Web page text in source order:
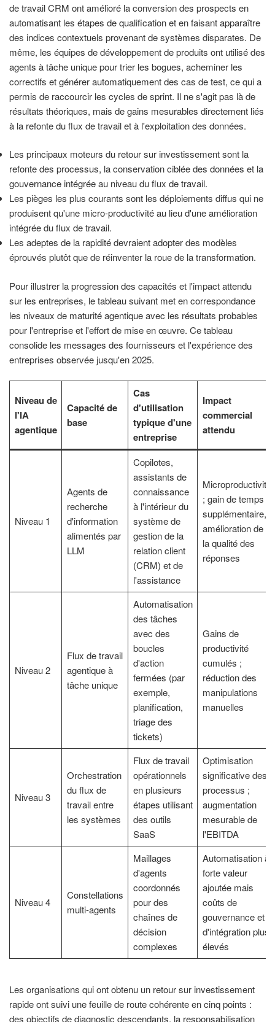
de travail CRM ont amélioré la conversion des prospects en
automatisant les étapes de qualification et en faisant apparaître
des indices contextuels provenant de systèmes disparates. De
même, les équipes de développement de produits ont utilisé des
agents à tâche unique pour trier les bogues, acheminer les
correctifs et générer automatiquement des cas de test, ce qui a
permis de raccourcir les cycles de sprint. Il ne s'agit pas là de
résultats théoriques, mais de gains mesurables directement liés
à la refonte du flux de travail et à l'exploitation des données.
Les principaux moteurs du retour sur investissement sont la
refonte des processus, la conservation ciblée des données et la
gouvernance intégrée au niveau du flux de travail.
Les pièges les plus courants sont les déploiements diffus qui ne
produisent qu'une micro-productivité au lieu d'une amélioration
intégrée du flux de travail.
Les adeptes de la rapidité devraient adopter des modèles
éprouvés plutôt que de réinventer la roue de la transformation.
Pour illustrer la progression des capacités et l'impact attendu
sur les entreprises, le tableau suivant met en correspondance
les niveaux de maturité agentique avec les résultats probables
pour l'entreprise et l'effort de mise en œuvre. Ce tableau
consolide les messages des fournisseurs et l'expérience des
entreprises observée jusqu'en 2025.
Niveau de
l'IA
agentique
Capacité de
base
Cas
d'utilisation
typique d'une
entreprise
Impact
commercial
attendu
Niveau 1
Agents de
recherche
d'information
alimentés par
LLM
Copilotes,
assistants de
connaissance
à l'intérieur du
système de
gestion de la
relation client
(CRM) et de
l'assistance
Microproductivité
; gain de temps
supplémentaire,
amélioration de
la qualité des
réponses
Niveau 2
Flux de travail
agentique à
tâche unique
Automatisation
des tâches
avec des
boucles
d'action
fermées (par
exemple,
planification,
triage des
tickets)
Gains de
productivité
cumulés ;
réduction des
manipulations
manuelles
Niveau 3
Orchestration
du flux de
travail entre
les systèmes
Flux de travail
opérationnels
en plusieurs
étapes utilisant
des outils
SaaS
Optimisation
significative des
processus ;
augmentation
mesurable de
l'EBITDA
Niveau 4
Constellations
multi-agents
Maillages
d'agents
coordonnés
pour des
chaînes de
décision
complexes
Automatisation à
forte valeur
ajoutée mais
coûts de
gouvernance et
d'intégration plus
élevés
Les organisations qui ont obtenu un retour sur investissement
rapide ont suivi une feuille de route cohérente en cinq points :
des objectifs de diagnostic descendants, la responsabilisation